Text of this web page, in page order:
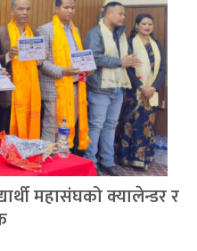
महासंघको क्यालेन्डर र